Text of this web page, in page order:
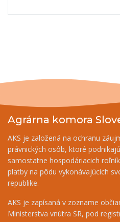
Agrárna komora
AKS je založená na ochranu
právnických osôb, ktoré
samostatne hospodáriacich
platby na pôdu vykonávajúcich
republike.
AKS je zapísaná v zozname
Ministerstva vnútra SR, pod